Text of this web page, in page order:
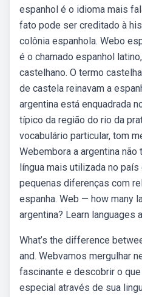
espanhol é o idioma mais
fato pode ser creditado à
colônia espanhola. Webo
é o chamado espanhol
castelhano. O termo
de castela reinavam a
argentina está enquadrada
típico da região do rio da
vocabulário particular, tom
Webembora a argentina não
língua mais utilizada no
pequenas diferenças com
espanha. Web — how many
argentina? Learn languages
What’s the difference
and. Webvamos mergulhar
fascinante e descobrir o
especial através de sua